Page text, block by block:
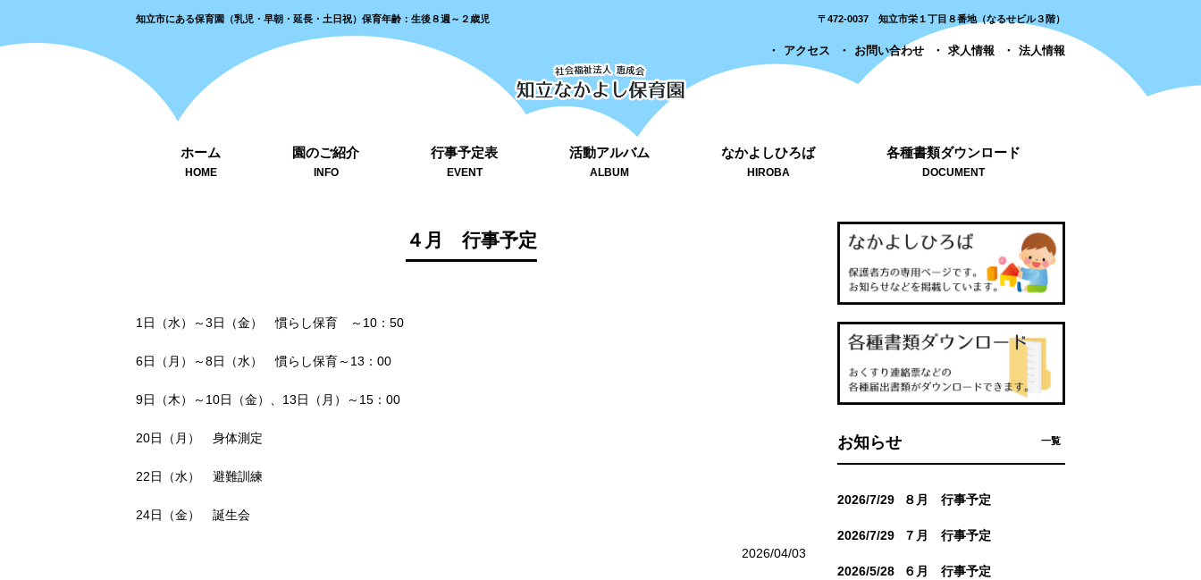
知立市にある保育園（乳児・早朝・延長・土日祝）保育年齢：生後８週～２歳児 〒472-0037 知立市栄１丁目８番地（なるせビル３階）
アクセス お問い合わせ 求人情報 法人情報
ホーム
HOME
園のご紹介
INFO
行事予定表
EVENT
活動アルバム
ALBUM
なかよしひろば
HIROBA
各種書類ダウンロード
DOCUMENT
４月 行事予定
1日（水）～3日（金） 慣らし保育 ～10：50
6日（月）～8日（水） 慣らし保育～13：00
9日（木）～10日（金）、13日（月）～15：00
20日（月） 身体測定
22日（水） 避難訓練
24日（金） 誕生会
2026/04/03
お知らせ 一覧
2026/7/29 ８月 行事予定
2026/7/29 ７月 行事予定
2026/5/28 ６月 行事予定